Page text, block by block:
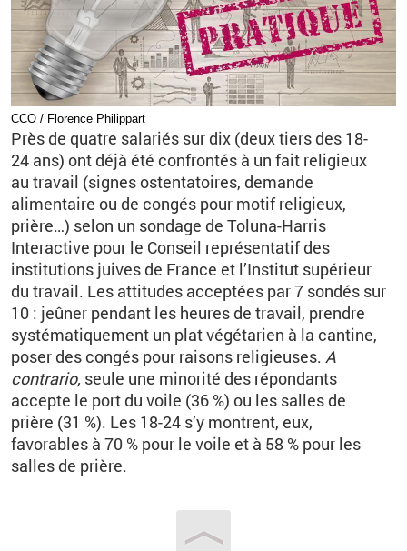
CCO / Florence Philippart
Près de quatre salariés sur dix (deux tiers des 18-
24 ans) ont déjà été confrontés à un fait religieux
au travail (signes ostentatoires, demande
alimentaire ou de congés pour motif religieux,
prière…) selon un sondage de Toluna-Harris
Interactive pour le Conseil représentatif des
institutions juives de France et l’Institut supérieur
du travail. Les attitudes acceptées par 7 sondés sur
10 : jeûner pendant les heures de travail, prendre
systématiquement un plat végétarien à la cantine,
poser des congés pour raisons religieuses. A
contrario, seule une minorité des répondants
accepte le port du voile (36 %) ou les salles de
prière (31 %). Les 18-24 s’y montrent, eux,
favorables à 70 % pour le voile et à 58 % pour les
salles de prière.